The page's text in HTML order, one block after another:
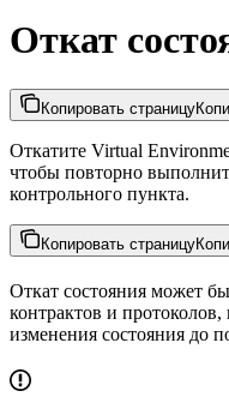
Откат
Копировать страницу
Откатите Virtual
чтобы повторно
контрольного пункта.
Копировать страницу
Откат состояния может
контрактов и протоколов,
изменения состояния до